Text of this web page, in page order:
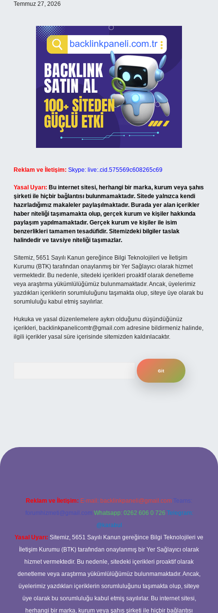
Temmuz 27, 2026
Reklam ve İletişim: Skype: live:.cid.575569c608265c69
Yasal Uyarı: Bu internet sitesi, herhangi bir marka, kurum veya şahıs
şirketi ile hiçbir bağlantısı bulunmamaktadır. Sitede yalnızca kendi
hazırladığımız makaleler paylaşılmaktadır. Burada yer alan içerikler
haber niteliği taşımamakta olup, gerçek kurum ve kişiler hakkında
paylaşım yapılmamaktadır. Gerçek kurum ve kişiler ile isim
benzerlikleri tamamen tesadüfidir. Sitemizdeki bilgiler taslak
halindedir ve tavsiye niteliği taşımazlar.
Sitemiz, 5651 Sayılı Kanun gereğince Bilgi Teknolojileri ve İletişim
Kurumu (BTK) tarafından onaylanmış bir Yer Sağlayıcı olarak hizmet
vermektedir. Bu nedenle, sitedeki içerikleri proaktif olarak denetleme
veya araştırma yükümlülüğümüz bulunmamaktadır. Ancak, üyelerimiz
yazdıkları içeriklerin sorumluluğunu taşımakta olup, siteye üye olarak bu
sorumluluğu kabul etmiş sayılırlar.
Hukuka ve yasal düzenlemelere aykırı olduğunu düşündüğünüz
içerikleri, backlinkpanelicomtr@gmail.com adresine bildirmeniz halinde,
ilgili içerikler yasal süre içerisinde sitemizden kaldırılacaktır.
betexper
Reklam ve İletişim: E-mail: backlinkpaneli@gmail.com Teams:
forumhizmeti@gmail.com Whatsapp: 0262 606 0 726 Telegram:
@karabul
Yasal Uyarı: Sitemiz, 5651 Sayılı Kanun gereğince Bilgi Teknolojileri ve
İletişim Kurumu (BTK) tarafından onaylanmış bir Yer Sağlayıcı olarak
hizmet vermektedir. Bu nedenle, sitedeki içerikleri proaktif olarak
denetleme veya araştırma yükümlülüğümüz bulunmamaktadır. Ancak,
üyelerimiz yazdıkları içeriklerin sorumluluğunu taşımakta olup, siteye
üye olarak bu sorumluluğu kabul etmiş sayılırlar. Bu internet sitesi,
herhangi bir marka, kurum veya şahıs şirketi ile hiçbir bağlantısı